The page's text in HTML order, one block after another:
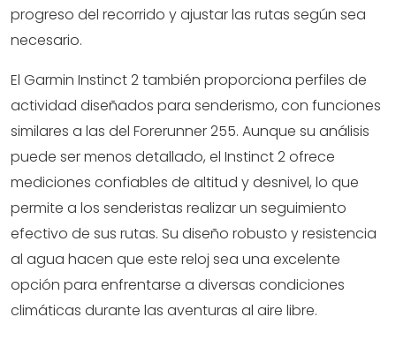
progreso del recorrido y ajustar las rutas según sea
necesario.
El Garmin Instinct 2 también proporciona perfiles de
actividad diseñados para senderismo, con funciones
similares a las del Forerunner 255. Aunque su análisis
puede ser menos detallado, el Instinct 2 ofrece
mediciones confiables de altitud y desnivel, lo que
permite a los senderistas realizar un seguimiento
efectivo de sus rutas. Su diseño robusto y resistencia
al agua hacen que este reloj sea una excelente
opción para enfrentarse a diversas condiciones
climáticas durante las aventuras al aire libre.